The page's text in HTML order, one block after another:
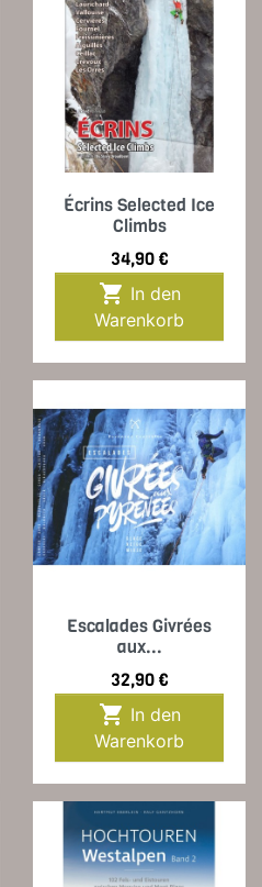
Écrins Selected Ice
Climbs
Preis
34,90 €

Warenkorb
Escalades Givrées
aux...
Preis
32,90 €

Warenkorb